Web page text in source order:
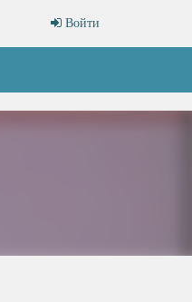
Войти